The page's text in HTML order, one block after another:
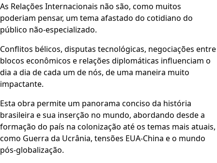
As Relações Internacionais não são, como muitos
poderiam pensar, um tema afastado do cotidiano do
público não-especializado.
Conflitos bélicos, disputas tecnológicas, negociações entre
blocos econômicos e relações diplomáticas influenciam o
dia a dia de cada um de nós, de uma maneira muito
impactante.
Esta obra permite um panorama conciso da história
brasileira e sua inserção no mundo, abordando desde a
formação do país na colonização até os temas mais atuais,
como Guerra da Ucrânia, tensões EUA-China e o mundo
pós-globalização.